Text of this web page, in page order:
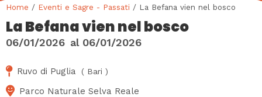
Home / Eventi e Sagre - Passati / La Befana vien nel bosco
La Befana vien nel bosco
06/01/2026 al 06/01/2026
Ruvo di Puglia ( Bari )
Parco Naturale Selva Reale